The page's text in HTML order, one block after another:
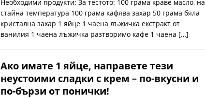
Необходими продукти: За тестото: 100 грама краве масло, на
стайна температура 100 грама кафява захар 50 грама бяла
кристална захар 1 яйце 1 чаена лъжичка екстракт от
ванилия 1 чаена лъжичка разтворимо кафе 1 чаена […]
Ако имате 1 яйце, направете тези
неустоими сладки с крем – по-вкусни и
по-бързи от понички!